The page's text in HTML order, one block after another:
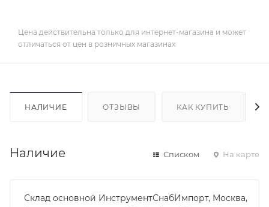
Цена действительна только для интернет-магазина и может
отличаться от цен в розничных магазинах
НАЛИЧИЕ ОТЗЫВЫ КАК КУПИТЬ
Наличие Списком На карте
Склад основной ИнструментСнабИмпорт, Москва,